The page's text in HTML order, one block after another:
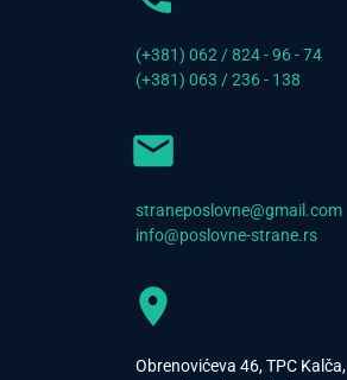
(+381) 062 / 824 - 96 - 74
(+381) 063 / 236 - 138
straneposlovne@gmail.com
info@poslovne-strane.rs
Obrenovićeva 46, TPC Kalča,